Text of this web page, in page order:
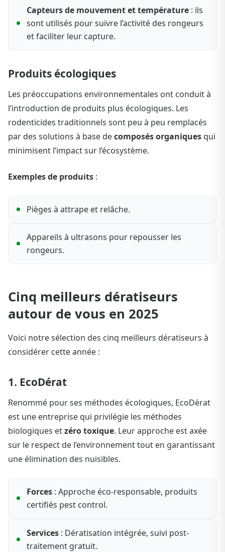
Capteurs de mouvement et température : ils
sont utilisés pour suivre l’activité des rongeurs
et faciliter leur capture.
Produits écologiques
Les préoccupations environnementales ont conduit à
l’introduction de produits plus écologiques. Les
rodenticides traditionnels sont peu à peu remplacés
par des solutions à base decomposés organiques qui
minimisent l’impact sur l’écosystème.
Exemples de produits :
Pièges à attrape et relâche.
Appareils à ultrasons pour repousser les
rongeurs.
Cinq meilleurs dératiseurs
autour de vous en 2025
Voici notre sélection des cinq meilleurs dératiseurs à
considérer cette année :
1. EcoDérat
Renommé pour ses méthodes écologiques, EcoDérat
est une entreprise qui privilégie les méthodes
biologiques etzéro toxique. Leur approche est axée
sur le respect de l’environnement tout en garantissant
une élimination des nuisibles.
Forces : Approche éco-responsable, produits
certifiés pest control.
Services : Dératisation intégrée, suivi post-
traitement gratuit.